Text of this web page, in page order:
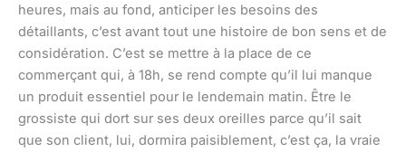
heures, mais au fond, anticiper les besoins des
détaillants, c’est avant tout une histoire de bon sens et de
considération. C’est se mettre à la place de ce
commerçant qui, à 18h, se rend compte qu’il lui manque
un produit essentiel pour le lendemain matin. Être le
grossiste qui dort sur ses deux oreilles parce qu’il sait
que son client, lui, dormira paisiblement, c’est ça, la vraie